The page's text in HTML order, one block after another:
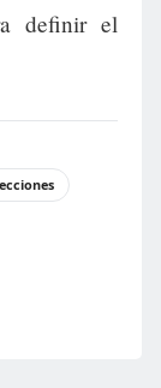
definir el